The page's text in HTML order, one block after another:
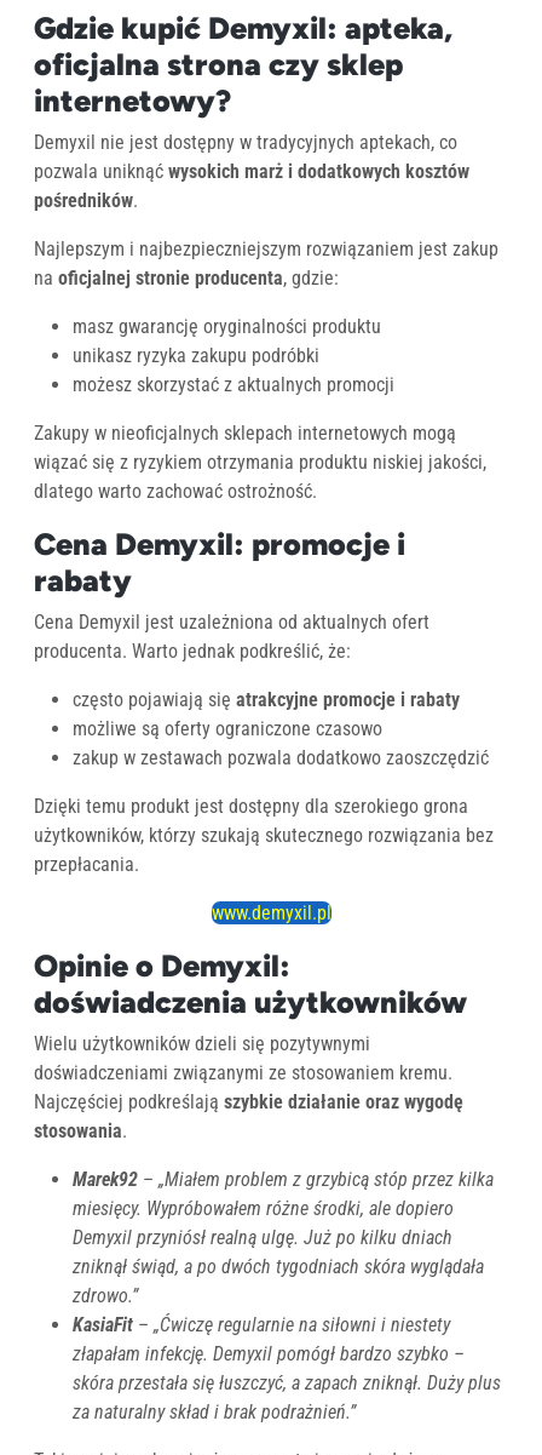
Gdzie kupić Demyxil: apteka,
oficjalna strona czy sklep
internetowy?
Demyxil nie jest dostępny w tradycyjnych aptekach, co
pozwala uniknąć wysokich marż i dodatkowych kosztów
pośredników.
Najlepszym i najbezpieczniejszym rozwiązaniem jest zakup
na oficjalnej stronie producenta, gdzie:
masz gwarancję oryginalności produktu
unikasz ryzyka zakupu podróbki
możesz skorzystać z aktualnych promocji
Zakupy w nieoficjalnych sklepach internetowych mogą
wiązać się z ryzykiem otrzymania produktu niskiej jakości,
dlatego warto zachować ostrożność.
Cena Demyxil: promocje i
rabaty
Cena Demyxil jest uzależniona od aktualnych ofert
producenta. Warto jednak podkreślić, że:
często pojawiają się atrakcyjne promocje i rabaty
możliwe są oferty ograniczone czasowo
zakup w zestawach pozwala dodatkowo zaoszczędzić
Dzięki temu produkt jest dostępny dla szerokiego grona
użytkowników, którzy szukają skutecznego rozwiązania bez
przepłacania.
www.demyxil.pl
Opinie o Demyxil:
doświadczenia użytkowników
Wielu użytkowników dzieli się pozytywnymi
doświadczeniami związanymi ze stosowaniem kremu.
Najczęściej podkreślają szybkie działanie oraz wygodę
stosowania.
Marek92 – „Miałem problem z grzybicą stóp przez kilka
miesięcy. Wypróbowałem różne środki, ale dopiero
Demyxil przyniósł realną ulgę. Już po kilku dniach
zniknął świąd, a po dwóch tygodniach skóra wyglądała
zdrowo.”
KasiaFit – „Ćwiczę regularnie na siłowni i niestety
złapałam infekcję. Demyxil pomógł bardzo szybko –
skóra przestała się łuszczyć, a zapach zniknął. Duży plus
za naturalny skład i brak podrażnień.”